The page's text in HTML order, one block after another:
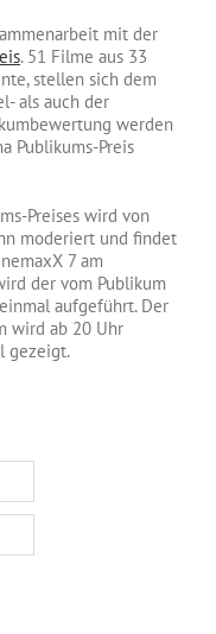
mit der
. 51 Filme aus 33
stellen sich dem
als auch der
werden
Publikums-Preis
Preises wird von
moderiert und findet
7 am
der vom Publikum
aufgeführt. Der
wird ab 20 Uhr
gezeigt.